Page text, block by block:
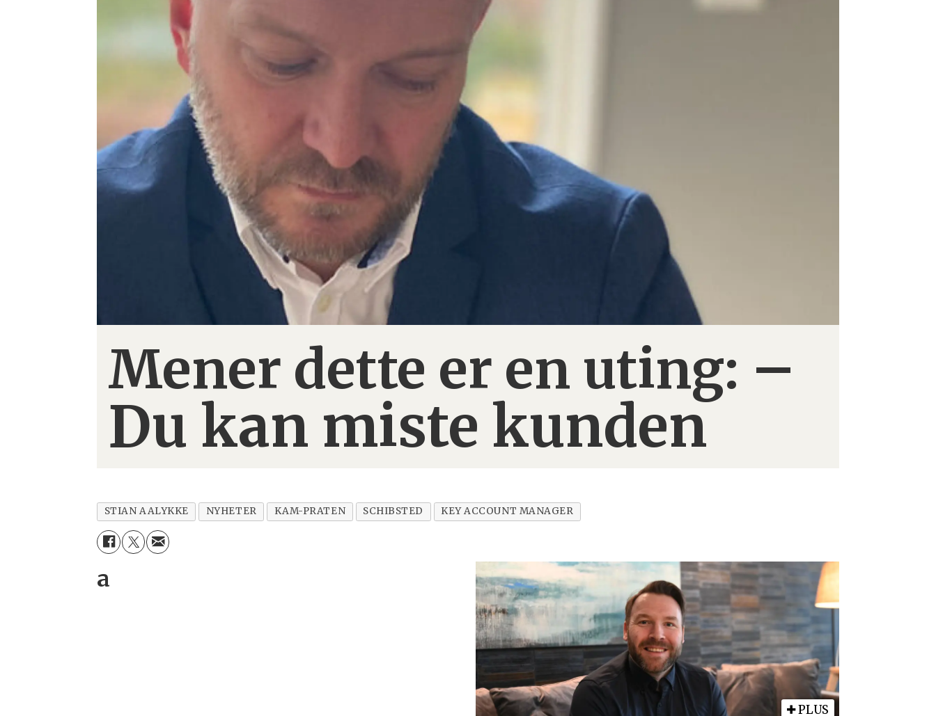
Mener dette er en uting: –
Du kan miste kunden
STIAN AALYKKE NYHETER KAM-PRATEN SCHIBSTED KEY ACCOUNT MANAGER
a
PLUS